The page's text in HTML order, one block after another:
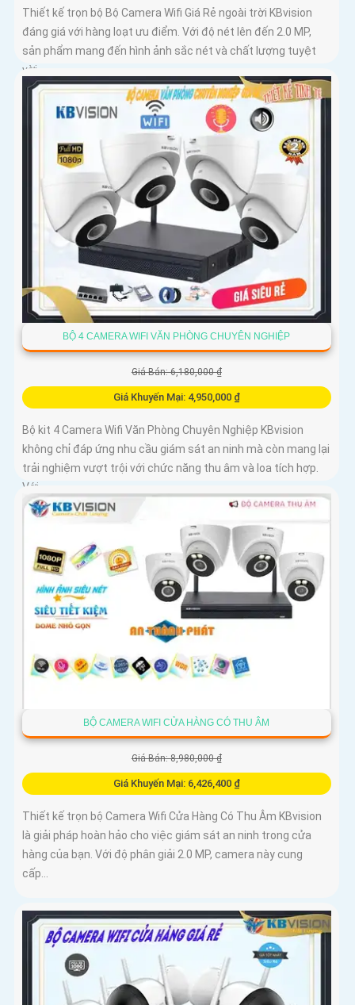
Thiết kế trọn bộ Bộ Camera Wifi Giá Rẻ ngoài trời KBvision
đáng giá với hàng loạt ưu điểm. Với độ nét lên đến 2.0 MP,
sản phẩm mang đến hình ảnh sắc nét và chất lượng tuyệt
vời
BỘ 4 CAMERA WIFI VĂN PHÒNG CHUYÊN NGHIỆP
Giá Bán: 6,180,000 ₫
Giá Khuyến Mại: 4,950,000 ₫
Bộ kit 4 Camera Wifi Văn Phòng Chuyên Nghiệp KBvision
không chỉ đáp ứng nhu cầu giám sát an ninh mà còn mang lại
trải nghiệm vượt trội với chức năng thu âm và loa tích hợp.
Với...
BỘ CAMERA WIFI CỬA HÀNG CÓ THU ÂM
Giá Bán: 8,980,000 ₫
Giá Khuyến Mại: 6,426,400 ₫
Thiết kế trọn bộ Camera Wifi Cửa Hàng Có Thu Âm KBvision
là giải pháp hoàn hảo cho việc giám sát an ninh trong cửa
hàng của bạn. Với độ phân giải 2.0 MP, camera này cung
cấp...